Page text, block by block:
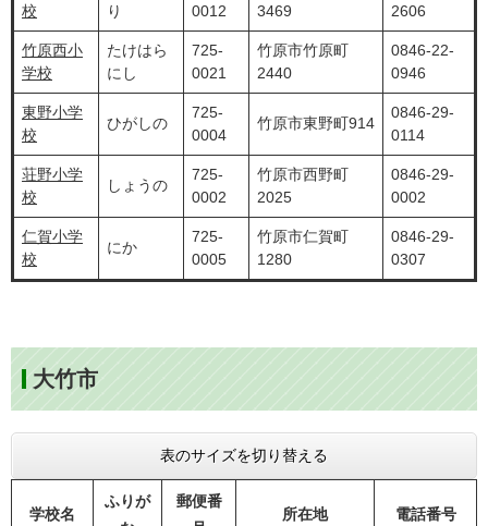
校
り
0012
3469
2606
竹原西小
学校
たけはら
にし
725-
0021
竹原市竹原町
2440
0846-22-
0946
東野小学
校
ひがしの
725-
0004
竹原市東野町914
0846-29-
0114
荘野小学
校
しょうの
725-
0002
竹原市西野町
2025
0846-29-
0002
仁賀小学
校
にか
725-
0005
竹原市仁賀町
1280
0846-29-
0307
大竹市
表のサイズを切り替える
学校名
ふりが
郵便番
所在地 電話番号